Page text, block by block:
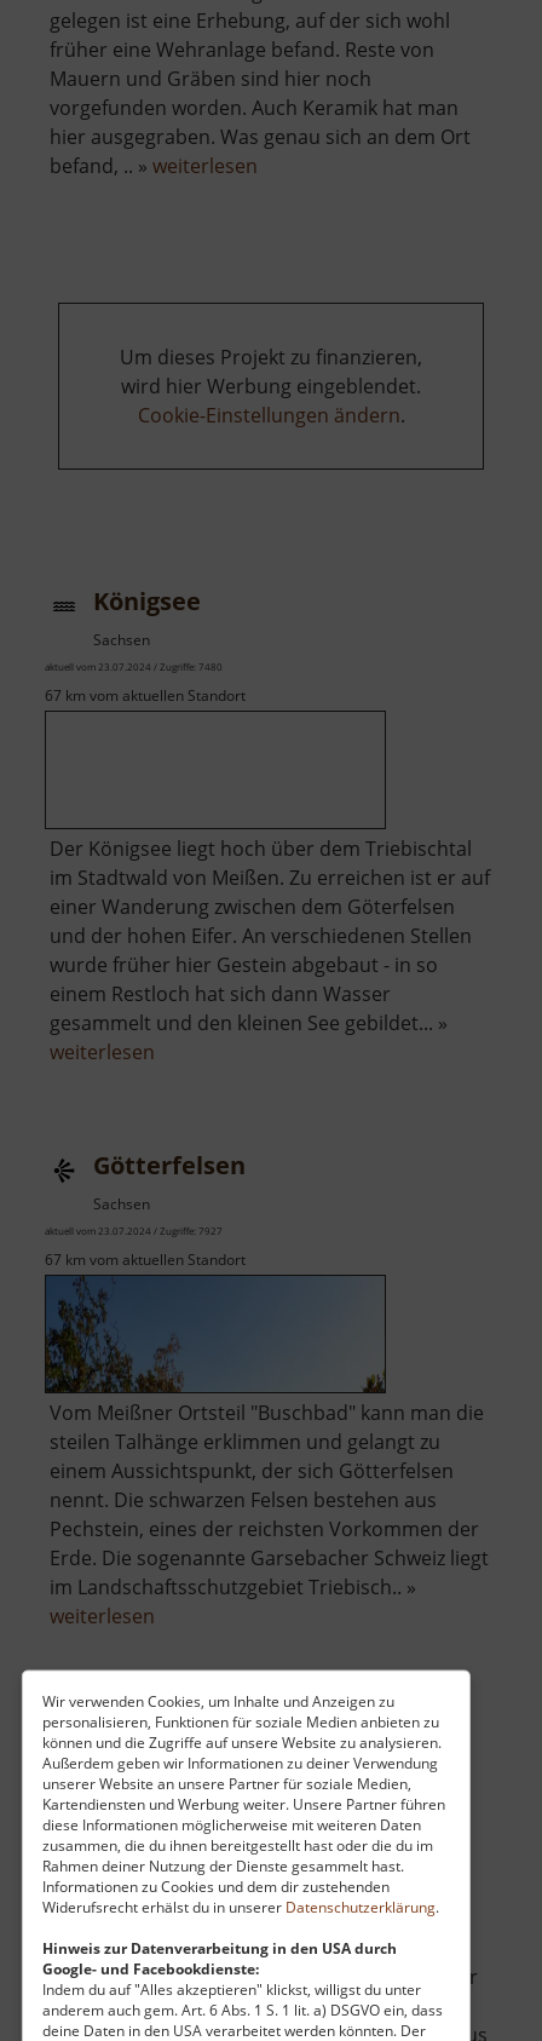
Wir verwenden Cookies, um Inhalte und Anzeigen zu
personalisieren, Funktionen für soziale Medien anbieten zu
können und die Zugriffe auf unsere Website zu analysieren.
Außerdem geben wir Informationen zu deiner Verwendung
unserer Website an unsere Partner für soziale Medien,
Kartendiensten und Werbung weiter. Unsere Partner führen
diese Informationen möglicherweise mit weiteren Daten
zusammen, die du ihnen bereitgestellt hast oder die du im
Rahmen deiner Nutzung der Dienste gesammelt hast.
Informationen zu Cookies und dem dir zustehenden
Widerufsrecht erhälst du in unserer Datenschutzerklärung.
Hinweis zur Datenverarbeitung in den USA durch
Google- und Facebookdienste:
Indem du auf "Alles akzeptieren" klickst, willigst du unter
anderem auch gem. Art. 6 Abs. 1 S. 1 lit. a) DSGVO ein, dass
deine Daten in den USA verarbeitet werden könnten. Der
gelegen ist eine Erhebung, auf der sich wohl
früher eine Wehranlage befand. Reste von
Mauern und Gräben sind hier noch
vorgefunden worden. Auch Keramik hat man
hier ausgegraben. Was genau sich an dem Ort
befand, .. » weiterlesen
Um dieses Projekt zu finanzieren,
wird hier Werbung eingeblendet.
Cookie-Einstellungen ändern.
Königsee
Sachsen
aktuell vom 23.07.2024 / Zugriffe: 7480
67 km vom aktuellen Standort
Der Königsee liegt hoch über dem Triebischtal
im Stadtwald von Meißen. Zu erreichen ist er auf
einer Wanderung zwischen dem Göterfelsen
und der hohen Eifer. An verschiedenen Stellen
wurde früher hier Gestein abgebaut - in so
einem Restloch hat sich dann Wasser
gesammelt und den kleinen See gebildet... »
weiterlesen
Götterfelsen
Sachsen
aktuell vom 23.07.2024 / Zugriffe: 7927
67 km vom aktuellen Standort
Vom Meißner Ortsteil "Buschbad" kann man die
steilen Talhänge erklimmen und gelangt zu
einem Aussichtspunkt, der sich Götterfelsen
nennt. Die schwarzen Felsen bestehen aus
Pechstein, eines der reichsten Vorkommen der
Erde. Die sogenannte Garsebacher Schweiz liegt
im Landschaftsschutzgebiet Triebisch.. »
weiterlesen
Hoher Stein zu Coswig
Sachsen
73 km vom aktuellen Standort
Inmitten des Pfarrwaldes nahe Coswig liegt der
rund zweihundert Meter hohe "Hohe Stein".
Hierbei handelt es sich um ein felsiges Areal aus